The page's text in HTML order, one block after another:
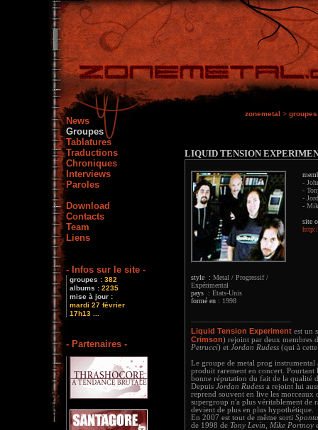
News
Groupes
Tablatures
Traductions
Chroniques
Interviews
Paroles
Download
Contacts
Team
Liens
- Infos sur le site -
groupes : 382
albums : 2235
mise à jour :
mardi 27 février
17h13 ...
- Partenaires -
zonemetal > groupes
LIQUID TENSION
style : Metal / Progressif /
Expérimental
pays : Etats-Unis
formé en : 1998
-
-
-
-
site
Liquid Tension Experiment est un
Crimson) rejoint par deux membres
Petrucci) et Jordan Rudess (qui à
Le groupe de metal prog instrumental
produit rarement en concert. Pourtant
bonne réputation du fait de la qualité
Depuis Jordan Rudess a rejoint lui
reprend souvent en live les morceaux
supergroup n'a plus véritablement de
devient de plus en plus hypothétique.
En 2007 est tout de même sorti
de 1998 de Tony Levin Mike Portnoy